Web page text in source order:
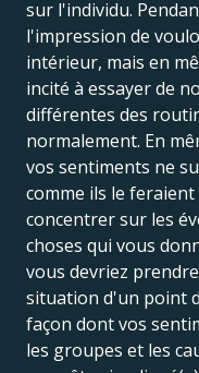
sur l'individu.
l'impression de
intérieur, mais en
incité à essayer de
différentes des
normalement. En
vos sentiments ne
comme ils le feraient
concentrer sur les
choses qui vous
vous devriez
situation d'un point
façon dont vos
les groupes et les